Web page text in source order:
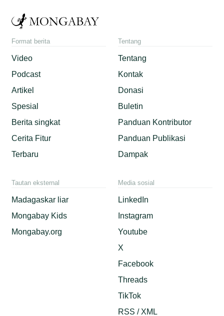
Format berita
Video
Podcast
Artikel
Spesial
Berita singkat
Cerita Fitur
Terbaru
Tentang
Tentang
Kontak
Donasi
Buletin
Panduan Kontributor
Panduan Publikasi
Dampak
Tautan eksternal
Madagaskar liar
Mongabay Kids
Mongabay.org
Media sosial
LinkedIn
Instagram
Youtube
X
Facebook
Threads
TikTok
RSS / XML